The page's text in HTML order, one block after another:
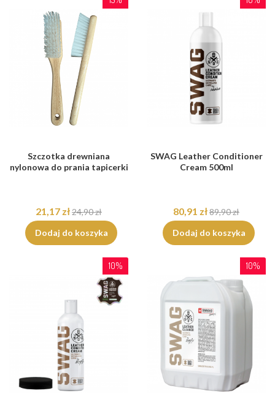
Szczotka drewniana
nylonowa do prania tapicerki
21,17 zł24,90 zł
Dodaj do koszyka
SWAG Leather Conditioner
Cream 500ml
80,91 zł89,90 zł
Dodaj do koszyka
10% 10%